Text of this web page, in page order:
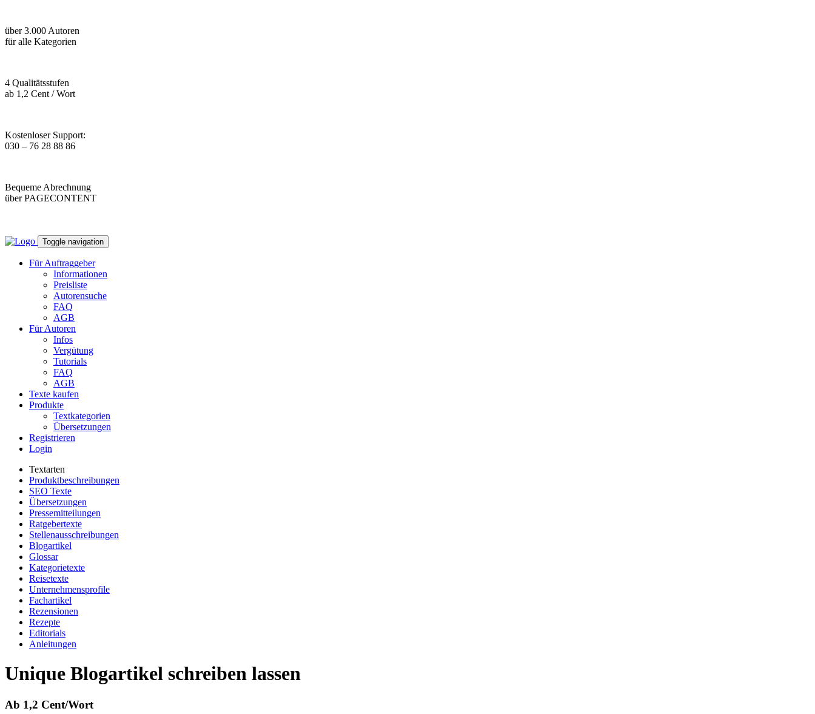
über 3.000 Autoren
für alle Kategorien
4 Qualitätsstufen
ab 1,2 Cent / Wort
Kostenloser Support:
030 – 76 28 88 86
Bequeme Abrechnung
über PAGECONTENT
Toggle navigation
Für Auftraggeber
Informationen
Preisliste
Autorensuche
FAQ
AGB
Für Autoren
Infos
Vergütung
Tutorials
FAQ
AGB
Texte kaufen
Produkte
Textkategorien
Übersetzungen
Registrieren
Login
Textarten
Produktbeschreibungen
SEO Texte
Übersetzungen
Pressemitteilungen
Ratgebertexte
Stellenausschreibungen
Blogartikel
Glossar
Kategorietexte
Reisetexte
Unternehmensprofile
Fachartikel
Rezensionen
Rezepte
Editorials
Anleitungen
Unique Blogartikel schreiben lassen
Ab 1,2 Cent/Wort